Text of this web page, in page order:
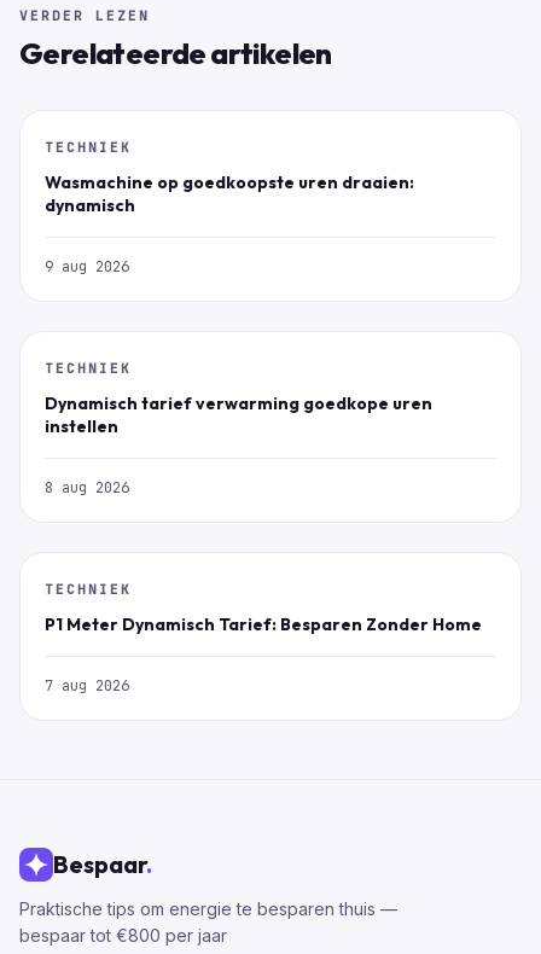
VERDER LEZEN
Gerelateerde artikelen
TECHNIEK
Wasmachine op goedkoopste uren draaien:
dynamisch
9 aug 2026
TECHNIEK
Dynamisch tarief verwarming goedkope uren
instellen
8 aug 2026
TECHNIEK
P1 Meter Dynamisch Tarief: Besparen Zonder Home
7 aug 2026
Bespaar.
Praktische tips om energie te besparen thuis —
bespaar tot €800 per jaar